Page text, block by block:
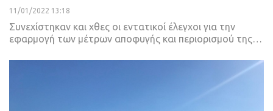
11/01/2022 13:18
Συνεχίστηκαν και χθες οι εντατικοί έλεγχοι για την
εφαρμογή των μέτρων αποφυγής και περιορισμού της…